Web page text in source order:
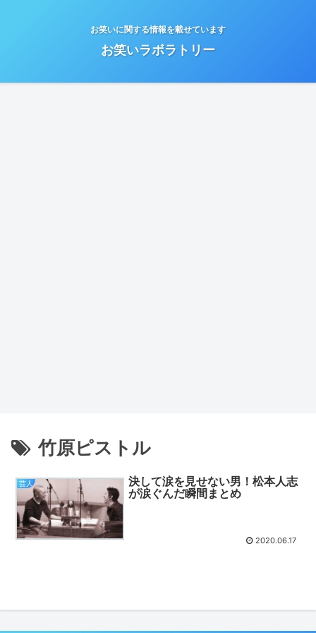
お笑いに関する情報を載せています
お笑いラボラトリー
竹原ピストル
芸人
決して涙を見せない男！松本人志
が涙ぐんだ瞬間まとめ
2020.06.17